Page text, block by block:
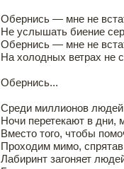
Обернись — мне не
Не услышать биение
Обернись — мне не
На холодных ветрах не
Обернись...
Среди миллионов
Ночи перетекают в дни,
Вместо того, чтобы
Проходим мимо,
Лабиринт загоняет